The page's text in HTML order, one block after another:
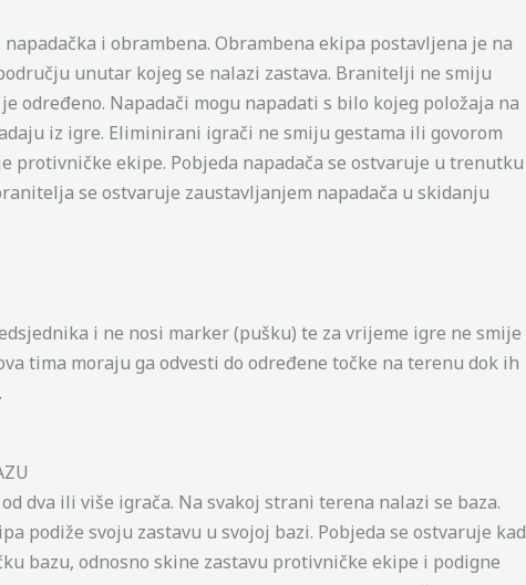
i obrambena. Obrambena ekipa postavljena je na
unutar kojeg se nalazi zastava. Branitelji ne smiju
određeno. Napadači mogu napadati s bilo kojeg položaja na
iz igre. Eliminirani igrači ne smiju gestama ili govorom
protivničke ekipe. Pobjeda napadača se ostvaruje u trenutku
se ostvaruje zaustavljanjem napadača u skidanju
i ne nosi marker (pušku) te za vrijeme igre ne smije
tima moraju ga odvesti do određene točke na terenu dok ih
dva ili više igrača. Na svakoj strani terena nalazi se baza.
podiže svoju zastavu u svojoj bazi. Pobjeda se ostvaruje kad
bazu, odnosno skine zastavu protivničke ekipe i podigne